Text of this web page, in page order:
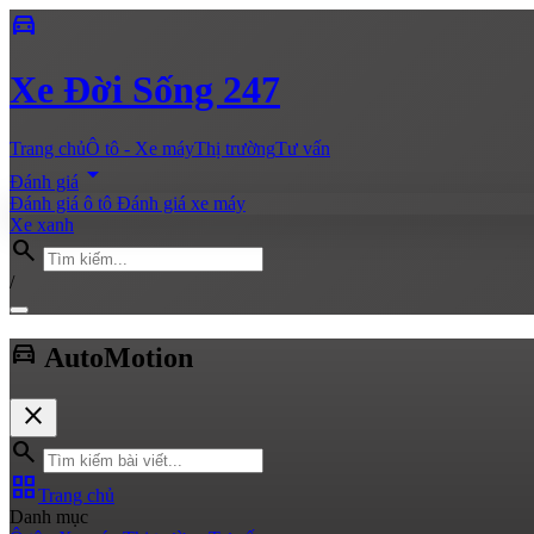
directions_car
Xe Đời Sống 247
Trang chủÔ tô - Xe máyThị trườngTư vấn
Đánh giá arrow_drop_down
Đánh giá ô tô Đánh giá xe máy
Xe xanh
search
/
directions_car AutoMotion
close
search
grid_viewTrang chủ
Danh mục